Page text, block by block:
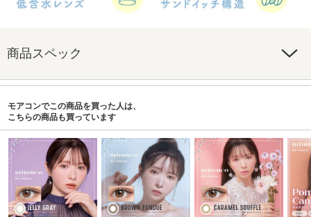
商品スペック
モアコンでこの商品を買った人は、
こちらの商品も買っています